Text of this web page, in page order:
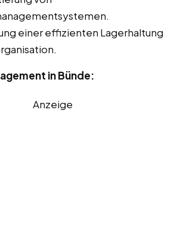
einer effizienten Lagerhaltung
in Bünde:
Anzeige